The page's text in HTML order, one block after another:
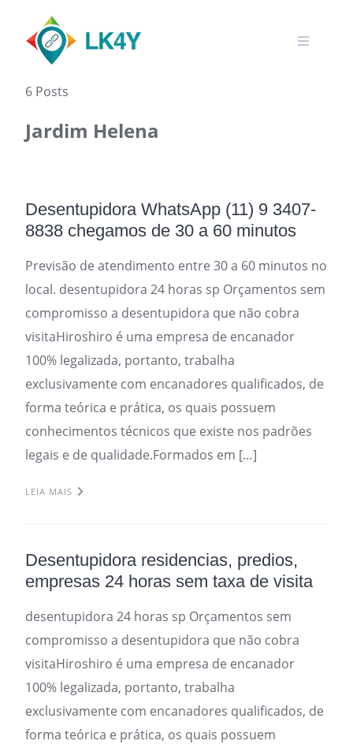
content
6 Posts
Jardim Helena‎
Desentupidora WhatsApp (11) 9 3407-
8838 chegamos de 30 a 60 minutos
Previsão de atendimento entre 30 a 60 minutos no
local. desentupidora 24 horas sp Orçamentos sem
compromisso a desentupidora que não cobra
visitaHiroshiro é uma empresa de encanador
100% legalizada, portanto, trabalha
exclusivamente com encanadores qualificados, de
forma teórica e prática, os quais possuem
conhecimentos técnicos que existe nos padrões
legais e de qualidade.Formados em […]
LEIA MAIS
Desentupidora residencias, predios,
empresas 24 horas sem taxa de visita
desentupidora 24 horas sp Orçamentos sem
compromisso a desentupidora que não cobra
visitaHiroshiro é uma empresa de encanador
100% legalizada, portanto, trabalha
exclusivamente com encanadores qualificados, de
forma teórica e prática, os quais possuem